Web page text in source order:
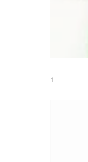
1